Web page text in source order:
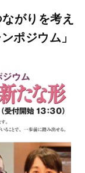
がりを考え
ポジウム」